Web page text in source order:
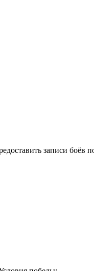
записи боёв